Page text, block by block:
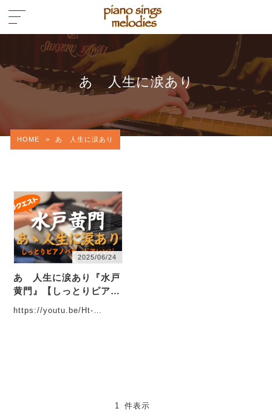
あゝ人生に涙あり
HOME > あゝ人生に涙あり
2025/06/24
あゝ人生に涙あり『水戸
黄門』【しっとりピアノ
uTube動画アップしまし
https://youtu.be/Ht-
1 件表示